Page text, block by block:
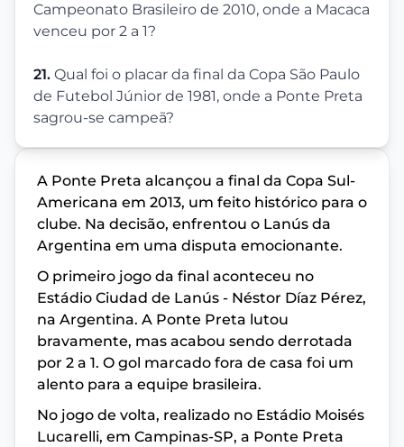
Campeonato Brasileiro de 2010, onde a Macaca
venceu por 2 a 1?
21. Qual foi o placar da final da Copa São Paulo
de Futebol Júnior de 1981, onde a Ponte Preta
sagrou-se campeã?
A Ponte Preta alcançou a final da Copa Sul-
Americana em 2013, um feito histórico para o
clube. Na decisão, enfrentou o Lanús da
Argentina em uma disputa emocionante.
O primeiro jogo da final aconteceu no
Estádio Ciudad de Lanús - Néstor Díaz Pérez,
na Argentina. A Ponte Preta lutou
bravamente, mas acabou sendo derrotada
por 2 a 1. O gol marcado fora de casa foi um
alento para a equipe brasileira.
No jogo de volta, realizado no Estádio Moisés
Lucarelli, em Campinas-SP, a Ponte Preta